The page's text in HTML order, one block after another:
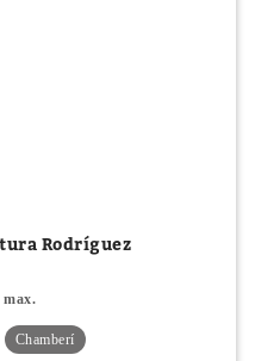
Rodríguez
max.
Chamberí